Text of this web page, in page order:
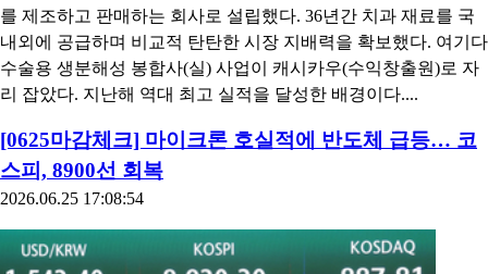
를 제조하고 판매하는 회사로 설립했다. 36년간 치과 재료를 국
내외에 공급하며 비교적 탄탄한 시장 지배력을 확보했다. 여기다
수술용 생분해성 봉합사(실) 사업이 캐시카우(수익창출원)로 자
리 잡았다. 지난해 역대 최고 실적을 달성한 배경이다....
[0625마감체크] 마이크론 호실적에 반도체 급등… 코
스피, 8900선 회복
2026.06.25 17:08:54